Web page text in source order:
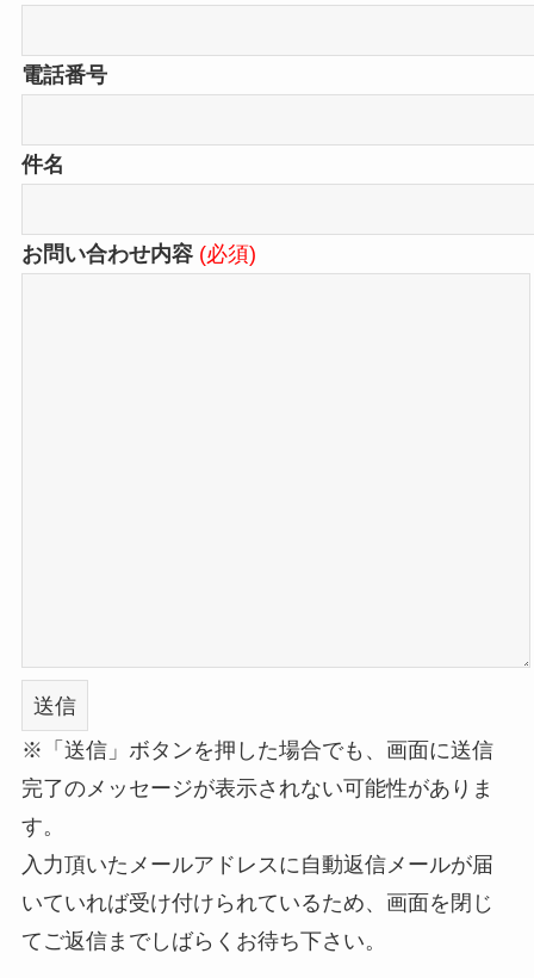
電話番号
件名
お問い合わせ内容 (必須)
※「送信」ボタンを押した場合でも、画面に送信
完了のメッセージが表示されない可能性がありま
す。
入力頂いたメールアドレスに自動返信メールが届
いていれば受け付けられているため、画面を閉じ
てご返信までしばらくお待ち下さい。